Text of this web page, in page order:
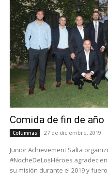
Comida de fin de año
Columnas 27 de diciembre, 2019
Junior Achievement Salta
#NocheDeLosHéroes
su misión durante el 2019 y